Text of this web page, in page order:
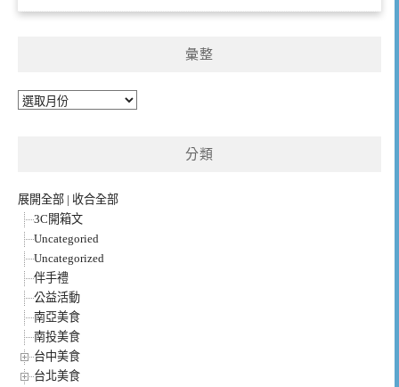
彙整
彙
分類
展開全部 | 收合全部
3C開箱文
Uncategoried
Uncategorized
伴手禮
公益活動
南亞美食
南投美食
台中美食
台北美食